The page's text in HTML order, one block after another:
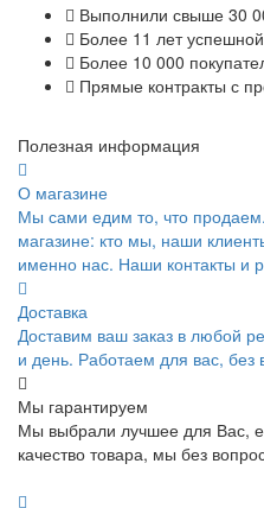
Выполнили свыше 30
Более 11 лет
Более 10 000
Прямые контракты с
Полезная информация
О магазине
Мы сами едим то, что
магазине: кто мы, наши
именно нас. Наши контакты и
Доставка
Доставим ваш заказ в любой
и день. Работаем для вас, без
Мы гарантируем
Мы выбрали лучшее для Вас,
качество товара, мы без